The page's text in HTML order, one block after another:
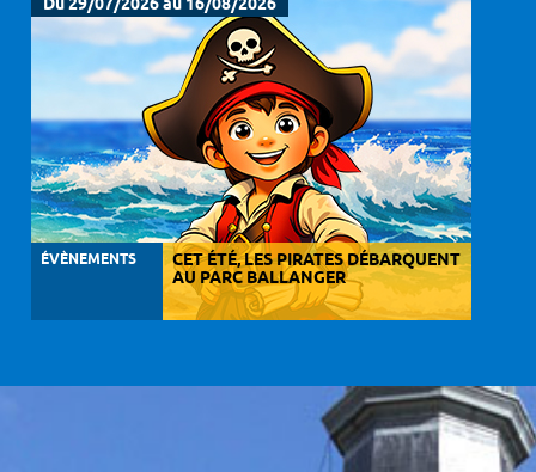
Du 29/07/2026 au 16/08/2026
ÉVÈNEMENTS CET ÉTÉ, LES PIRATES DÉBARQUENT
AU PARC BALLANGER